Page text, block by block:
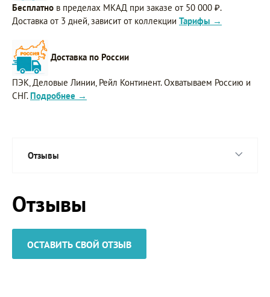
Бесплатно в пределах МКАД при заказе от 50 000 ₽.
Доставка от 3 дней, зависит от коллекции Тарифы →
Доставка по России
ПЭК, Деловые Линии, Рейл Континент. Охватываем Россию и
СНГ. Подробнее →
Отзывы
Отзывы
ОСТАВИТЬ СВОЙ ОТЗЫВ